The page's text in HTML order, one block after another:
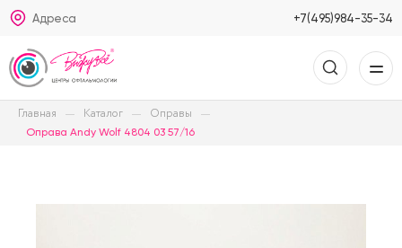
Адреса +7(495)984-35-34
Главная Каталог Оправы
Оправа Andy Wolf 4804 03 57/16